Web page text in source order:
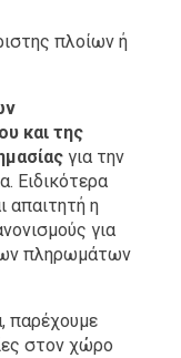
πλοίων ή
και της
για την
Ειδικότερα
απαιτητή η
για
πληρωμάτων
παρέχουμε
στον χώρο